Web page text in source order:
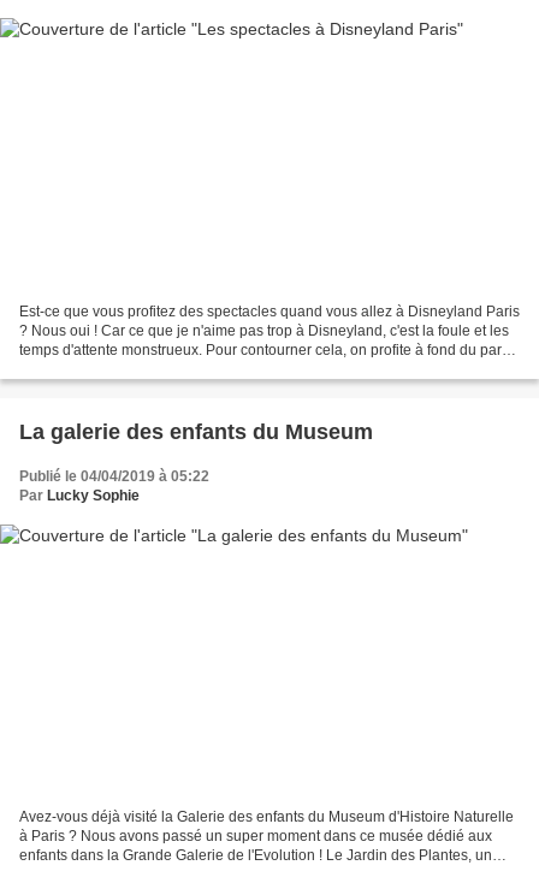
Est-ce que vous profitez des spectacles quand vous allez à Disneyland Paris
? Nous oui ! Car ce que je n'aime pas trop à Disneyland, c'est la foule et les
temps d'attente monstrueux. Pour contourner cela, on profite à fond du parc
La galerie des enfants du Museum
Publié le 04/04/2019 à 05:22
Par Lucky Sophie
Avez-vous déjà visité la Galerie des enfants du Museum d'Histoire Naturelle
à Paris ? Nous avons passé un super moment dans ce musée dédié aux
enfants dans la Grande Galerie de l'Evolution ! Le Jardin des Plantes, un